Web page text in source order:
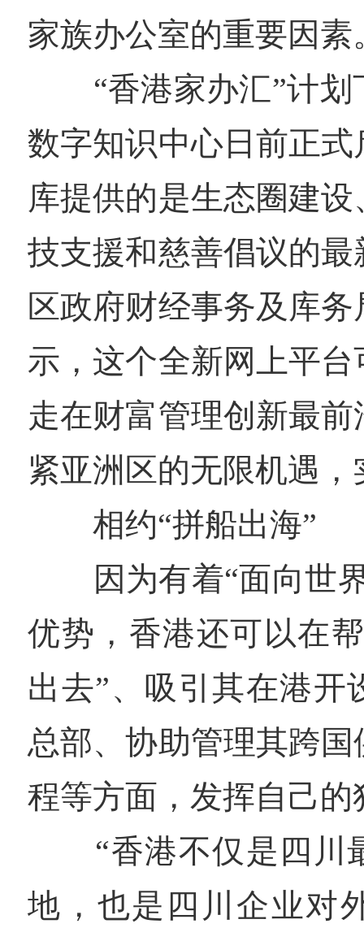
家族办公室的重要因素
“香港家办汇”计划
数字知识中心日前正
库提供的是生态圈建
技支援和慈善倡议的
区政府财经事务及库
示，这个全新网上平
走在财富管理创新最
紧亚洲区的无限机遇
相约“拼船出海”
因为有着“面向世界
优势，香港还可以在
出去”、吸引其在港开
总部、协助管理其跨
程等方面，发挥自己的
“香港不仅是四川
地，也是四川企业对